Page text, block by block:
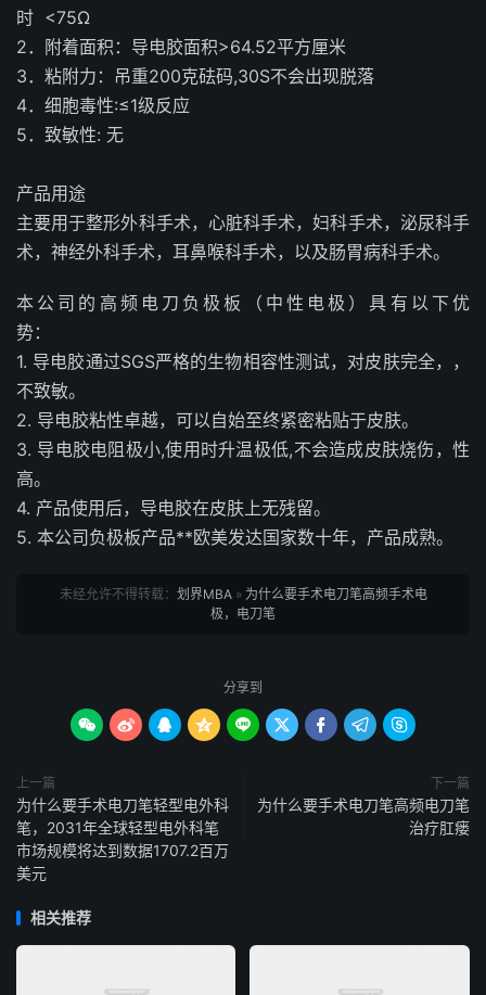
时 <75Ω
2．附着面积：导电胶面积>64.52平方厘米
3．粘附力：吊重200克砝码,30S不会出现脱落
4．细胞毒性:≤1级反应
5．致敏性: 无
产品用途
主要用于整形外科手术，心脏科手术，妇科手术，泌尿科手
术，神经外科手术，耳鼻喉科手术，以及肠胃病科手术。
本公司的高频电刀负极板（中性电极）具有以下优
势：
1. 导电胶通过SGS严格的生物相容性测试，对皮肤完全，，
不致敏。
2. 导电胶粘性卓越，可以自始至终紧密粘贴于皮肤。
3. 导电胶电阻极小,使用时升温极低,不会造成皮肤烧伤，性
高。
4. 产品使用后，导电胶在皮肤上无残留。
5. 本公司负极板产品**欧美发达国家数十年，产品成熟。
未经允许不得转载： 划界MBA» 为什么要手术电刀笔高频手术电
极，电刀笔
分享到
        
上一篇
为什么要手术电刀笔轻型电外科
笔，2031年全球轻型电外科笔
市场规模将达到数据1707.2百万
美元
下一篇
为什么要手术电刀笔高频电刀笔
治疗肛瘘
相关推荐